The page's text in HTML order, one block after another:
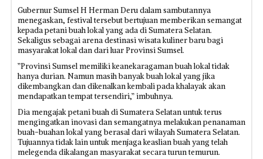
Gubernur Sumsel H Herman Deru dalam sambutannya
menegaskan, festival tersebut bertujuan memberikan semangat
kepada petani buah lokal yang ada di Sumatera Selatan.
Sekaligus sebagai arena destinasi wisata kuliner baru bagi
masyarakat lokal dan dari luar Provinsi Sumsel.
”Provinsi Sumsel memiliki keanekaragaman buah lokal tidak
hanya durian. Namun masih banyak buah lokal yang jika
dikembangkan dan dikenalkan kembali pada khalayak akan
mendapatkan tempat tersendiri,” imbuhnya.
Dia mengajak petani buah di Sumatera Selatan untuk terus
mengingatkan inovasi dan semangatnya melakukan penanaman
buah-buahan lokal yang berasal dari wilayah Sumatera Selatan.
Tujuannya tidak lain untuk menjaga keaslian buah yang telah
melegenda dikalangan masyarakat secara turun temurun.